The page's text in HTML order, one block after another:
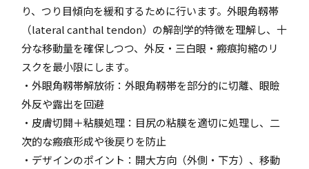
り、つり目傾向を緩和するために行います。外眼角靱帯
（lateral canthal tendon）の解剖学的特徴を理解し、十
分な移動量を確保しつつ、外反・三白眼・瘢痕拘縮のリ
スクを最小限にします。
・外眼角靱帯解放術：外眼角靱帯を部分的に切離、眼瞼
外反や露出を回避
・皮膚切開＋粘膜処理：目尻の粘膜を適切に処理し、二
次的な瘢痕形成や後戻りを防止
・デザインのポイント：開大方向（外側・下方）、移動